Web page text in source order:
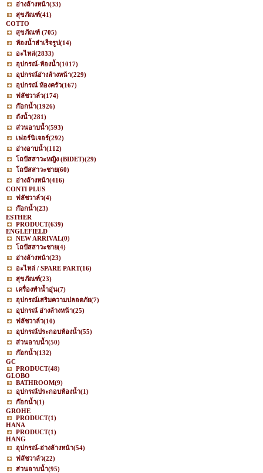
อ่างล้างหน้า(33)
สุขภัณฑ์(41)
COTTO
สุขภัณฑ์ (705)
ห้องน้ำสำเร็จรูป(14)
อะไหล่(2833)
อุปกรณ์-ห้องน้ำ(1017)
อุปกรณ์อ่างล้างหน้า(229)
อุปกรณ์ ห้องครัว(167)
ฟลัชวาล์ว(174)
ก๊อกน้ำ(1926)
ถังน้ำ(281)
ส่วนอาบน้ำ(593)
เฟอร์นิเจอร์(292)
อ่างอาบน้ำ(112)
โถปัสสาวะหญิง (BIDET)(29)
โถปัสสาวะชาย(60)
อ่างล้างหน้า(416)
CONTI PLUS
ฟลัชวาล์ว(4)
ก๊อกน้ำ(23)
ESTHER
PRODUCT(639)
ENGLEFIELD
NEW ARRIVAL(0)
โถปัสสาวะชาย(4)
อ่างล้างหน้า(23)
อะไหล่ / SPARE PART(16)
สุขภัณฑ์(23)
เครื่องทำน้ำอุ่น(7)
อุปกรณ์เสริมความปลอดภัย(7)
อุปกรณ์ อ่างล้างหน้า(25)
ฟลัชวาล์ว(10)
อุปกรณ์ประกอบห้องน้ำ(55)
ส่วนอาบน้ำ(50)
ก๊อกน้ำ(132)
GC
PRODUCT(48)
GLOBO
BATHROOM(9)
อุปกรณ์ประกอบห้องน้ำ(1)
ก๊อกน้ำ(1)
GROHE
PRODUCT(1)
HANA
PRODUCT(1)
HANG
อุปกรณ์-อ่างล้างหน้า(54)
ฟลัชวาล์ว(22)
ส่วนอาบน้ำ(95)